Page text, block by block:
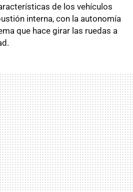
de los vehículos
interna, con la autonomía
que hace girar las ruedas a